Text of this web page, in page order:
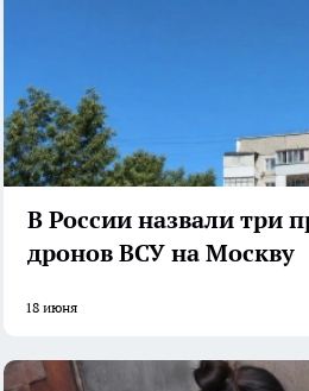
В России назвали три
дронов ВСУ на Москву
18 июня